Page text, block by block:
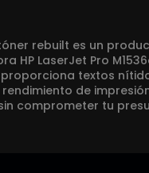
tóner rebuilt es un
HP LaserJet Pro
textos
de
comprometer tu